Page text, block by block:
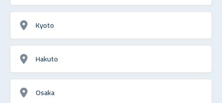
Kyoto
Hakuto
Osaka